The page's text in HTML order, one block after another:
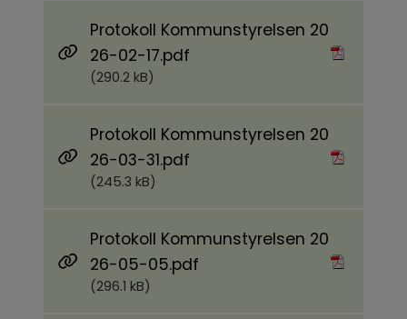
Protokoll Kommunstyrelsen 20
26-02-17.pdf
(290.2 kB)
Protokoll Kommunstyrelsen 20
26-03-31.pdf
(245.3 kB)
Protokoll Kommunstyrelsen 20
26-05-05.pdf
(296.1 kB)